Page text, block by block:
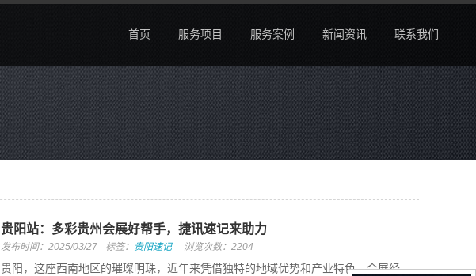
首页 服务项目 服务案例 新闻资讯 联系我们
贵阳站：多彩贵州会展好帮手，捷讯速记来助力
发布时间：2025/03/27 标签： 贵阳速记 浏览次数：2204
贵阳，这座西南地区的璀璨明珠，近年来凭借独特的地域优势和产业特色，会展经